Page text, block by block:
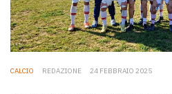
CALCIO REDAZIONE 24 FEBBRAIO 2025